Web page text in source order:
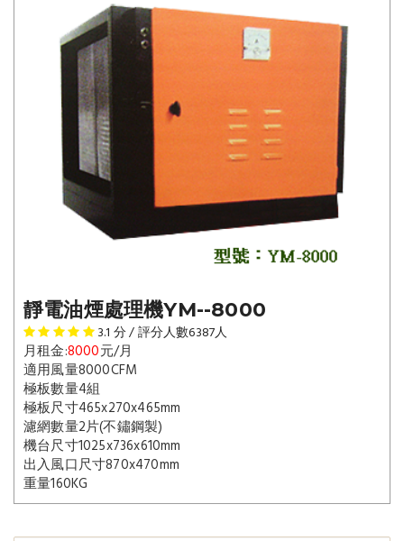
靜電油煙處理機YM--8000
3.1 分 / 評分人數6387人
月租金:8000元/月
適用風量8000CFM
極板數量4組
極板尺寸465x270x465mm
濾網數量2片(不鏽鋼製)
機台尺寸1025x736x610mm
出入風口尺寸870x470mm
重量160KG